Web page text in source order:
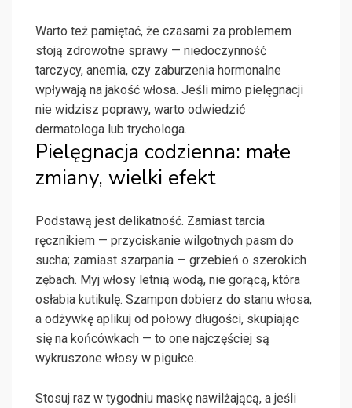
Warto też pamiętać, że czasami za problemem
stoją zdrowotne sprawy — niedoczynność
tarczycy, anemia, czy zaburzenia hormonalne
wpływają na jakość włosa. Jeśli mimo pielęgnacji
nie widzisz poprawy, warto odwiedzić
dermatologa lub trychologa.
Pielęgnacja codzienna: małe
zmiany, wielki efekt
Podstawą jest delikatność. Zamiast tarcia
ręcznikiem — przyciskanie wilgotnych pasm do
sucha; zamiast szarpania — grzebień o szerokich
zębach. Myj włosy letnią wodą, nie gorącą, która
osłabia kutikulę. Szampon dobierz do stanu włosa,
a odżywkę aplikuj od połowy długości, skupiając
się na końcówkach — to one najczęściej są
wykruszone włosy w pigułce.
Stosuj raz w tygodniu maskę nawilżającą, a jeśli